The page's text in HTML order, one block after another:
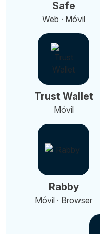
Safe
Web · Móvil
Trust Wallet
Móvil
Rabby
Móvil · Browser